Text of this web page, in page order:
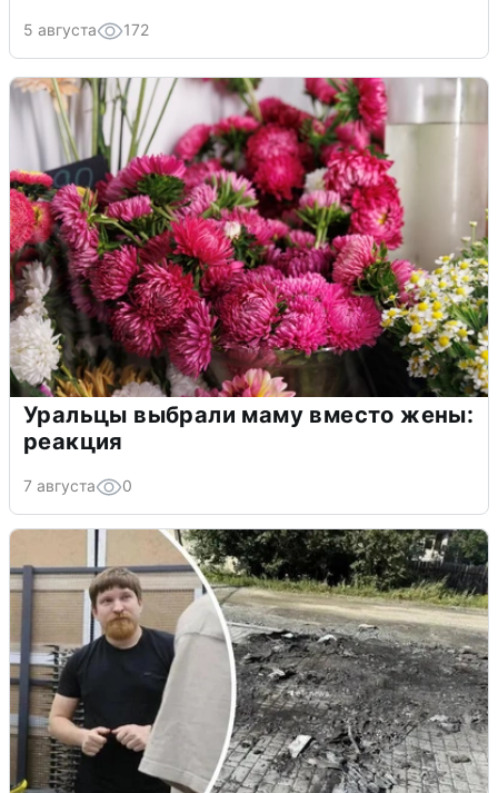
5 августа 172
Уральцы выбрали маму вместо жены:
реакция
7 августа 0